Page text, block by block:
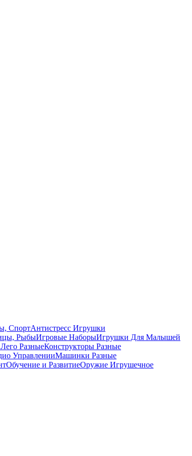
СпортАнтистресс Игрушки
РыбыИгровые НаборыИгрушки Для Малышей
РазныеКонструкторы Разные
УправленииМашинки Разные
Обучение и РазвитиеОружие Игрушечное